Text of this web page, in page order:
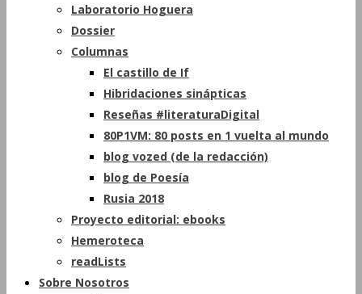
Laboratorio Hoguera
Dossier
Columnas
El castillo de If
Hibridaciones sinápticas
Reseñas #literaturaDigital
80P1VM: 80 posts en 1 vuelta al mundo
blog vozed (de la redacción)
blog de Poesía
Rusia 2018
Proyecto editorial: ebooks
Hemeroteca
readLists
Sobre Nosotros